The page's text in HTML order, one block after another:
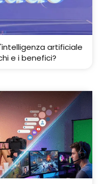
artificiale
e i benefici?